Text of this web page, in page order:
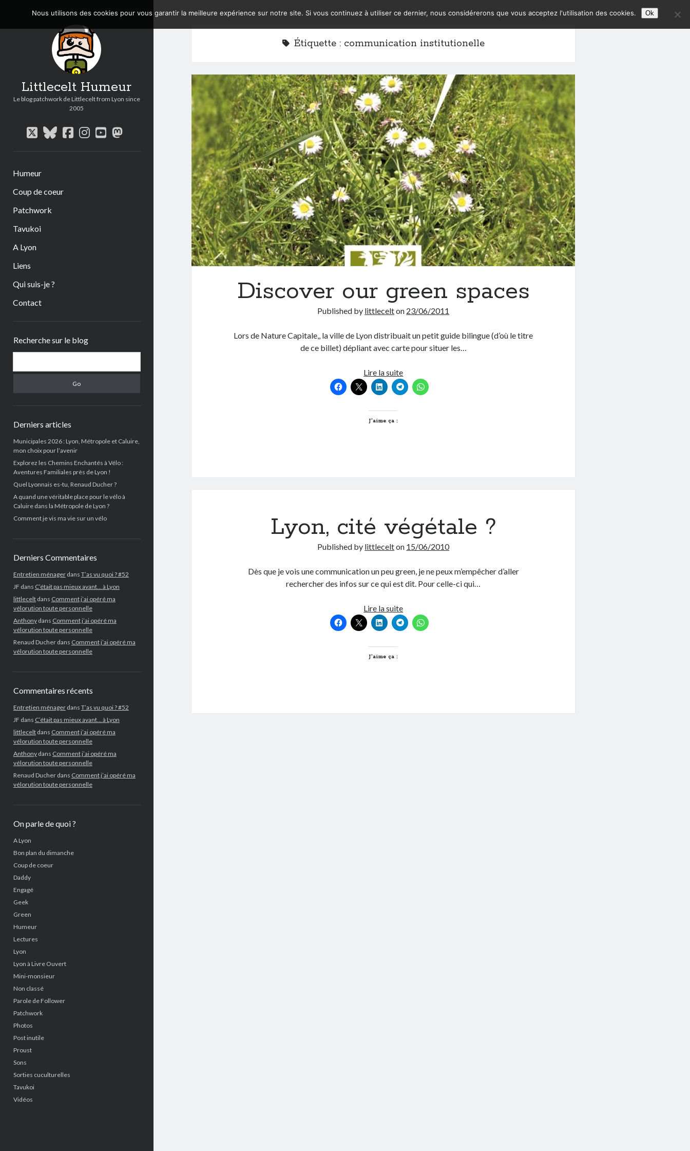
Littlecelt Humeur
Le blog patchwork de Littlecelt from Lyon since
2005
twitterbluesky
facebook
instagram
youtube
mastodon
Humeur
Coup de coeur
Patchwork
Tavukoi
A Lyon
Liens
Qui suis-je ?
Contact
Recherche sur le blog
Derniers articles
Municipales 2026 : Lyon, Métropole et Caluire,
mon choix pour l’avenir
Explorez les Chemins Enchantés à Vélo :
Aventures Familiales près de Lyon !
Quel Lyonnais es-tu, Renaud Ducher ?
A quand une véritable place pour le vélo à
Caluire dans la Métropole de Lyon ?
Comment je vis ma vie sur un vélo
Derniers Commentaires
Entretien ménagerdans T’as vu quoi ? #52
JF dans C’était pas mieux avant… à Lyon
littleceltdans Comment j’ai opéré ma
vélorution toute personnelle
Anthonydans Comment j’ai opéré ma
vélorution toute personnelle
Renaud Ducherdans Comment j’ai opéré ma
vélorution toute personnelle
Commentaires récents
Entretien ménagerdans T’as vu quoi ? #52
JF dans C’était pas mieux avant… à Lyon
littleceltdans Comment j’ai opéré ma
vélorution toute personnelle
Anthonydans Comment j’ai opéré ma
vélorution toute personnelle
Renaud Ducherdans Comment j’ai opéré ma
vélorution toute personnelle
On parle de quoi ?
A Lyon
Bon plan du dimanche
Coup de coeur
Daddy
Engagé
Geek
Green
Humeur
Lectures
Lyon
Lyon à Livre Ouvert
Mini-monsieur
Non classé
Parole de Follower
Patchwork
Photos
Post inutile
Proust
Sons
Sorties cuculturelles
Tavukoi
Vidéos
Étiquette : communication institutionelle
Discover our green spaces
Published by littlecelton 23/06/2011
Lors de Nature Capitale,, la ville de Lyon distribuait un petit guide bilingue (d’où le titre
de ce billet) dépliant avec carte pour situer les…
Lire la suiteDiscover
our
green
J’aime ça :
Lyon, cité végétale ?
Published by littlecelton 15/06/2010
Dès que je vois une communication un peu green, je ne peux m’empêcher d’aller
rechercher des infos sur ce qui est dit. Pour celle-ci qui…
Lire la suiteLyon,
cité
végétale
J’aime ça :
Nous utilisons des cookies pour vous garantir la meilleure expérience sur notre site. Si vous continuez à utiliser ce dernier, nous considérerons que vous acceptez l'utilisation des cookies. Ok